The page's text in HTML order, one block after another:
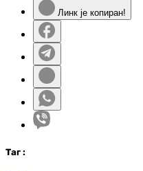
Линк је копиран!
Таг :